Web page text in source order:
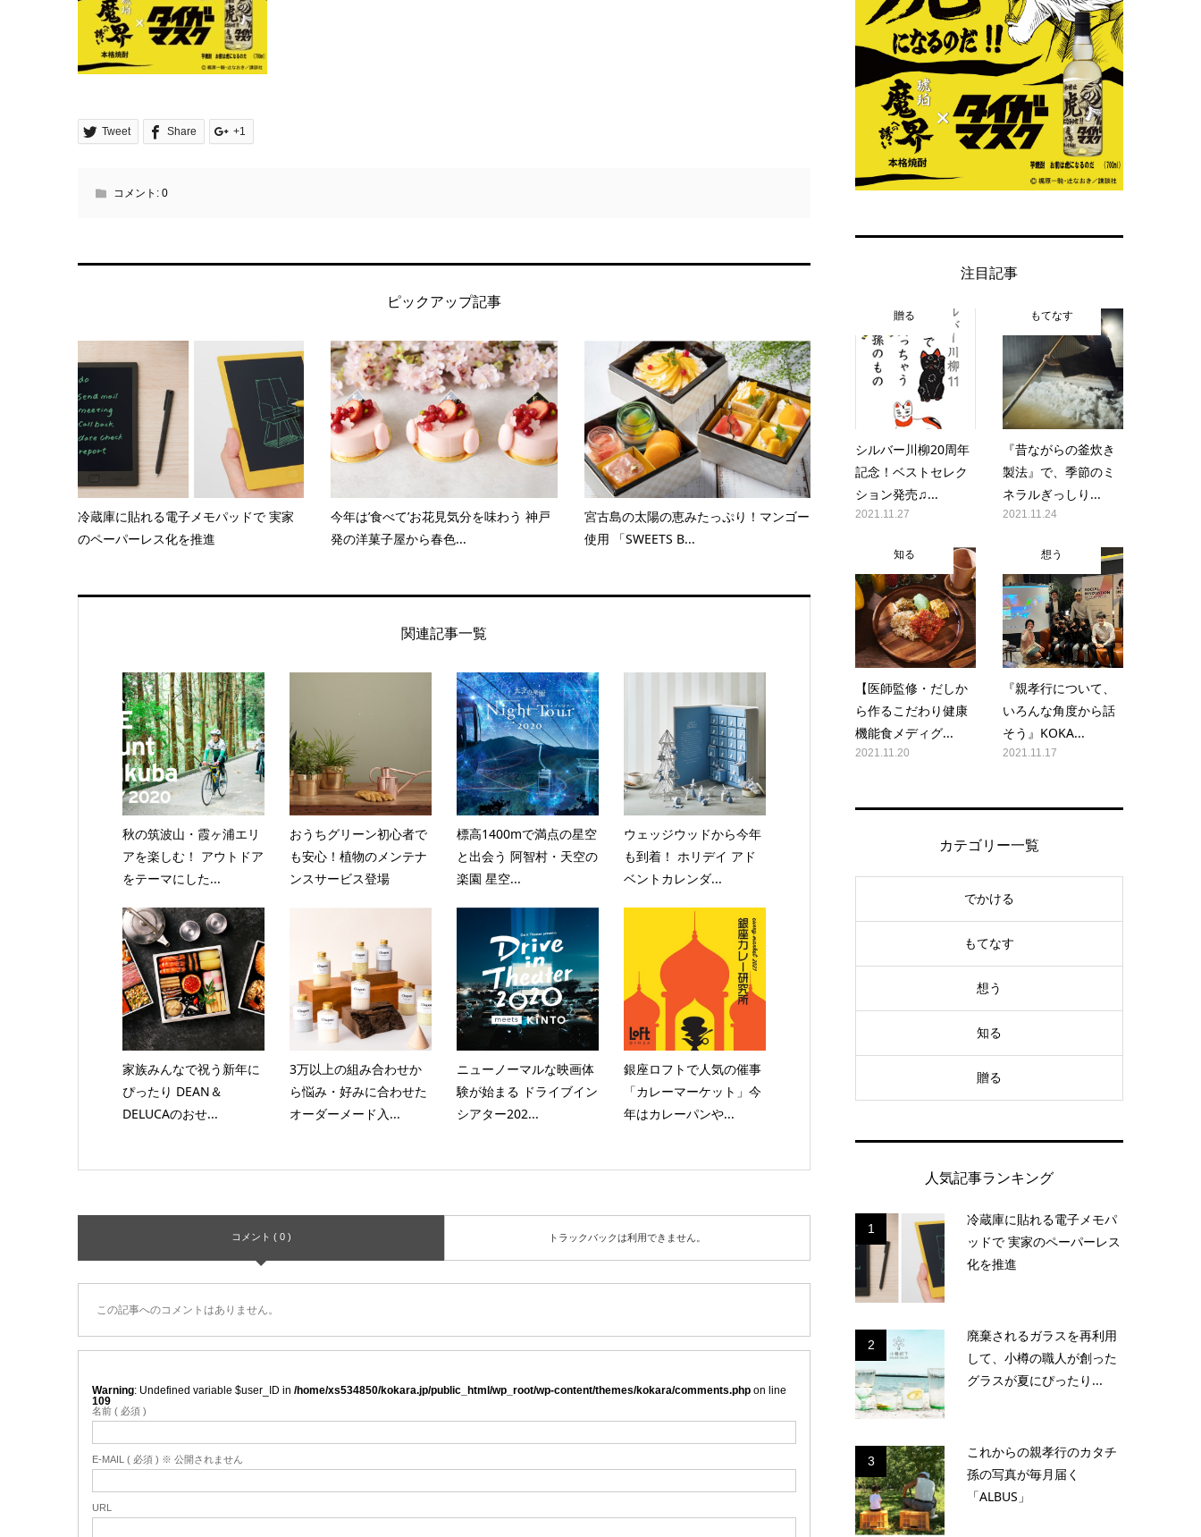
Tweet Share +1
コメント: 0
ピックアップ記事
冷蔵庫に貼れる電子メモパッドで 実家
のペーパーレス化を推進
今年は’食べて’お花見気分を味わう 神戸
発の洋菓子屋から春色...
宮古島の太陽の恵みたっぷり！マンゴー
使用 「SWEETS B...
関連記事一覧
秋の筑波山・霞ヶ浦エリ
アを楽しむ！ アウトドア
をテーマにした...
おうちグリーン初心者で
も安心！植物のメンテナ
ンスサービス登場
標高1400mで満点の星空
と出会う 阿智村・天空の
楽園 星空...
ウェッジウッドから今年
も到着！ ホリデイ アド
ベントカレンダ...
家族みんなで祝う新年に
ぴったり DEAN＆
DELUCAのおせ...
3万以上の組み合わせか
ら悩み・好みに合わせた
オーダーメード入...
ニューノーマルな映画体
験が始まる ドライブイン
シアター202...
銀座ロフトで人気の催事
「カレーマーケット」今
年はカレーパンや...
コメント ( 0 ) トラックバックは利用できません。
この記事へのコメントはありません。
Warning : Undefined variable $user_ID in /home/xs534850/kokara.jp/public_html/wp_root/wp-content/themes/kokara/comments.php on line
109
名前 ( 必須 )
E-MAIL ( 必須 ) ※ 公開されません
URL
注目記事
贈る
シルバー川柳20周年
記念！ベストセレク
ション発売♫...
2021.11.27
もてなす
『昔ながらの釜炊き
製法』で、季節のミ
ネラルぎっしり...
2021.11.24
知る
【医師監修・だしか
ら作るこだわり健康
機能食メディグ...
2021.11.20
想う
『親孝行について、
いろんな角度から話
そう』KOKA...
2021.11.17
カテゴリー一覧
でかける
もてなす
想う
知る
贈る
人気記事ランキング
1
冷蔵庫に貼れる電子メモパ
ッドで 実家のペーパーレス
化を推進
2
廃棄されるガラスを再利用
して、小樽の職人が創った
グラスが夏にぴったり...
3
これからの親孝行のカタチ
孫の写真が毎月届く
「ALBUS」